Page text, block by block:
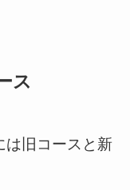
ス
は旧コースと新